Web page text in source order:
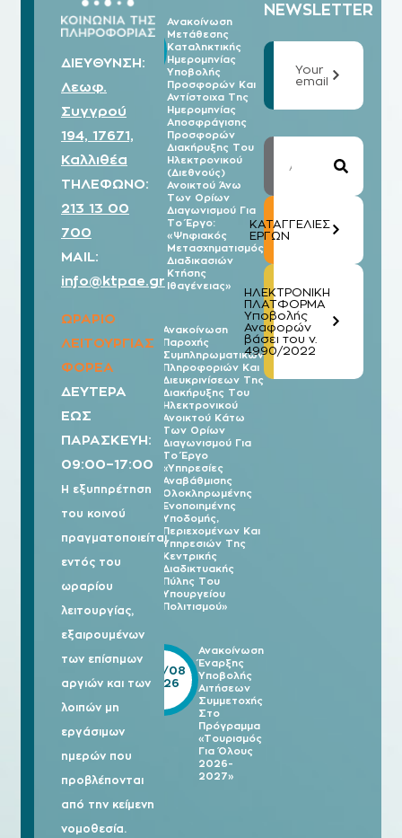
ΔΙΕΥΘΥΝΣΗ:
Λεωφ.
Συγγρού
194, 17671,
Καλλιθέα
ΤΗΛΕΦΩΝΟ:
213 13 00
700
MAIL:
info@ktpae.gr
ΩΡΑΡΙΟ
ΛΕΙΤΟΥΡΓΙΑΣ
ΦΟΡΕΑ
ΔΕΥΤΕΡΑ
ΕΩΣ
ΠΑΡΑΣΚΕΥΗ:
09:00–17:00
Η εξυπηρέτηση
του κοινού
πραγματοποιείται
εντός του
ωραρίου
λειτουργίας,
εξαιρουμένων
των επίσημων
αργιών και των
λοιπών μη
εργάσιμων
ημερών που
προβλέπονται
από την κείμενη
νομοθεσία.
Ανακοίνωση
Μετάθεσης
Καταληκτικής
Ημερομηνίας
Υποβολής
Προσφορών Και
Αντίστοιχα Της
Ημερομηνίας
Αποσφράγισης
Προσφορών
Διακήρυξης Του
Ηλεκτρονικού
(Διεθνούς)
Ανοικτού Άνω
Των Ορίων
Διαγωνισμού Για
Το Έργο:
«Ψηφιακός
Μετασχηματισμός
Διαδικασιών
Κτήσης
Ιθαγένειας»
07/08
Ανακοίνωση
Παροχής
Συμπληρωματικών
Πληροφοριών Και
Διευκρινίσεων Της
Διακήρυξης Του
Ηλεκτρονικού
Ανοικτού Κάτω
Των Ορίων
Διαγωνισμού Για
Το Έργο
«Υπηρεσίες
Αναβάθμισης
Ολοκληρωμένης
Ενοποιημένης
Υποδομής,
Περιεχομένων Και
Υπηρεσιών Της
Κεντρικής
Διαδικτυακής
Πύλης Του
Υπουργείου
Πολιτισμού»
07/08
Ανακοίνωση
Έναρξης
Υποβολής
Αιτήσεων
Συμμετοχής
Στο
Πρόγραμμα
«Τουρισμός
Για Όλους
2026-
2027»
05/08
2026
NEWSLETTER
Your
email
ΚΑΤΑΓΓΕΛΙΕΣ
ΕΡΓΩΝ
ΗΛΕΚΤΡΟΝΙΚΗ
ΠΛΑΤΦΟΡΜΑ
Υποβολής
Αναφορών
βάσει του ν.
4990/2022